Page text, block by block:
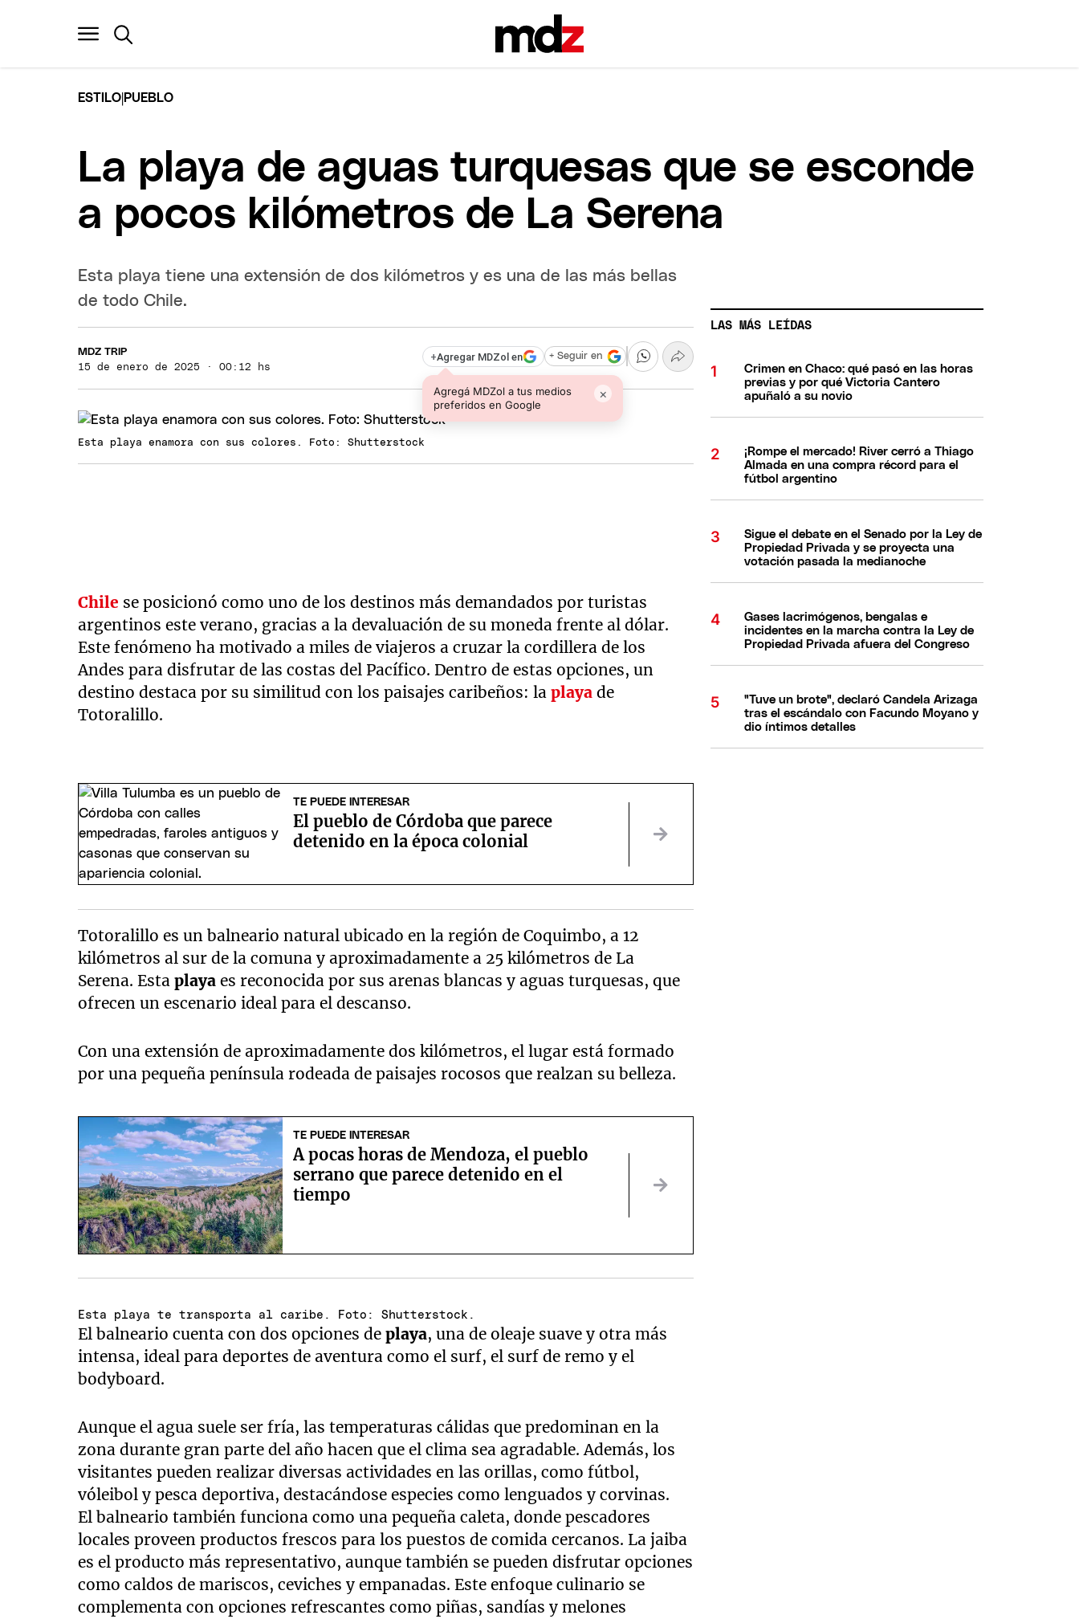
ESTILO PUEBLO
La playa de aguas turquesas que se esconde
a pocos kilómetros de La Serena
Esta playa tiene una extensión de dos kilómetros y es una de las más bellas
de todo Chile.
MDZ TRIP
15 de enero de 2025 · 00:12 hs
+Agregar MDZol en
Agregá MDZol a tus medios
preferidos en Google
×
+ Seguir en
Esta playa enamora con sus colores. Foto: Shutterstock
Chile se posicionó como uno de los destinos más demandados por turistas
argentinos este verano, gracias a la devaluación de su moneda frente al dólar.
Este fenómeno ha motivado a miles de viajeros a cruzar la cordillera de los
Andes para disfrutar de las costas del Pacífico. Dentro de estas opciones, un
destino destaca por su similitud con los paisajes caribeños: laplaya de
Totoralillo.
TE PUEDE INTERESAR
El pueblo de Córdoba que parece
detenido en la época colonial
Totoralillo es un balneario natural ubicado en la región de Coquimbo, a 12
kilómetros al sur de la comuna y aproximadamente a 25 kilómetros de La
Serena. Estaplayaes reconocida por sus arenas blancas y aguas turquesas, que
ofrecen un escenario ideal para el descanso.
Con una extensión de aproximadamente dos kilómetros, el lugar está formado
por una pequeña península rodeada de paisajes rocosos que realzan su belleza.
TE PUEDE INTERESAR
A pocas horas de Mendoza, el pueblo
serrano que parece detenido en el
tiempo
Esta playa te transporta al caribe. Foto: Shutterstock.
El balneario cuenta con dos opciones deplaya, una de oleaje suave y otra más
intensa, ideal para deportes de aventura como el surf, el surf de remo y el
bodyboard.
Aunque el agua suele ser fría, las temperaturas cálidas que predominan en la
zona durante gran parte del año hacen que el clima sea agradable. Además, los
visitantes pueden realizar diversas actividades en las orillas, como fútbol,
vóleibol y pesca deportiva, destacándose especies como lenguados y corvinas.
El balneario también funciona como una pequeña caleta, donde pescadores
locales proveen productos frescos para los puestos de comida cercanos. La jaiba
es el producto más representativo, aunque también se pueden disfrutar opciones
como caldos de mariscos, ceviches y empanadas. Este enfoque culinario se
complementa con opciones refrescantes como piñas, sandías y melones
LAS MÁS LEÍDAS
Crimen en Chaco: qué pasó en las horas
previas y por qué Victoria Cantero
apuñaló a su novio
¡Rompe el mercado! River cerró a Thiago
Almada en una compra récord para el
fútbol argentino
Sigue el debate en el Senado por la Ley de
Propiedad Privada y se proyecta una
votación pasada la medianoche
Gases lacrimógenos, bengalas e
incidentes en la marcha contra la Ley de
Propiedad Privada afuera del Congreso
"Tuve un brote", declaró Candela Arizaga
tras el escándalo con Facundo Moyano y
dio íntimos detalles